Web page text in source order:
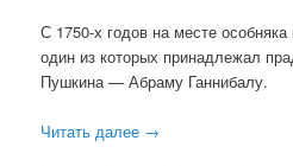
С 1750-х годов на месте
один из которых принадлежал
Пушкина — Абраму Ганнибалу.
Читать далее →